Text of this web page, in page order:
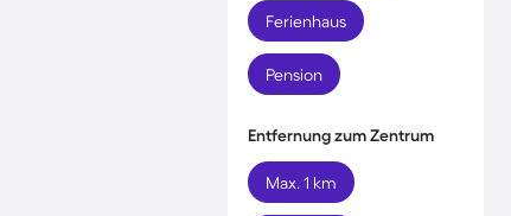
Ferienhaus
Pension
Entfernung zum Zentrum
Max. 1 km